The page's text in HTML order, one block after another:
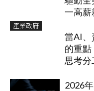
一高薪
產業政府
當AI、
的重
思考分
2026